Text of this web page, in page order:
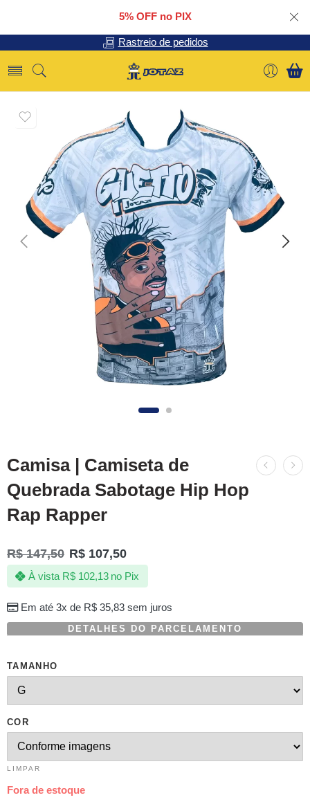
5% OFF no PIX
Rastreio de pedidos
Camisa | Camiseta de
Quebrada Sabotage Hip Hop
Rap Rapper
R$147,50 R$ 107,50
Em até 3x de R$35,83sem juros
À vista R$102,13 no Pix
DETALHES DO PARCELAMENTO
TAMANHO
COR
LIMPAR
Fora de estoque